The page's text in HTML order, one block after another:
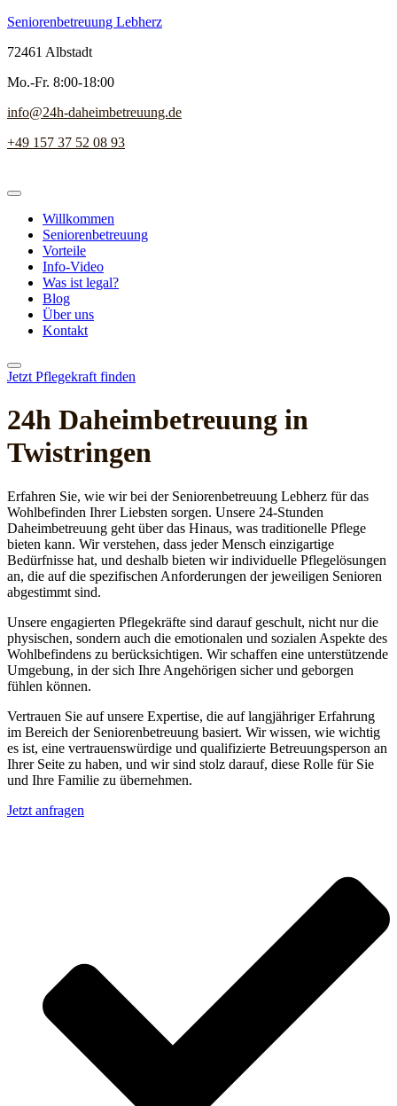
Seniorenbetreuung Lebherz
72461 Albstadt
Mo.-Fr. 8:00-18:00
info@24h-daheimbetreuung.de
+49 157 37 52 08 93
Willkommen
Seniorenbetreuung
Vorteile
Info-Video
Was ist legal?
Blog
Über uns
Kontakt
Jetzt Pflegekraft finden
24h Daheim­betreuung in
Twistringen
Erfahren Sie, wie wir bei der Seniorenbetreuung Lebherz für das
Wohlbefinden Ihrer Liebsten sorgen. Unsere 24-Stunden
Daheimbetreuung geht über das Hinaus, was traditionelle Pflege
bieten kann. Wir verstehen, dass jeder Mensch einzigartige
Bedürfnisse hat, und deshalb bieten wir individuelle Pflegelösungen
an, die auf die spezifischen Anforderungen der jeweiligen Senioren
abgestimmt sind.
Unsere engagierten Pflegekräfte sind darauf geschult, nicht nur die
physischen, sondern auch die emotionalen und sozialen Aspekte des
Wohlbefindens zu berücksichtigen. Wir schaffen eine unterstützende
Umgebung, in der sich Ihre Angehörigen sicher und geborgen
fühlen können.
Vertrauen Sie auf unsere Expertise, die auf langjähriger Erfahrung
im Bereich der Seniorenbetreuung basiert. Wir wissen, wie wichtig
es ist, eine vertrauenswürdige und qualifizierte Betreuungsperson an
Ihrer Seite zu haben, und wir sind stolz darauf, diese Rolle für Sie
und Ihre Familie zu übernehmen.
Jetzt anfragen